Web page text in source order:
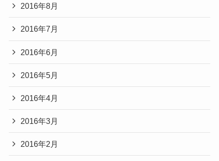
2016年8月
2016年7月
2016年6月
2016年5月
2016年4月
2016年3月
2016年2月